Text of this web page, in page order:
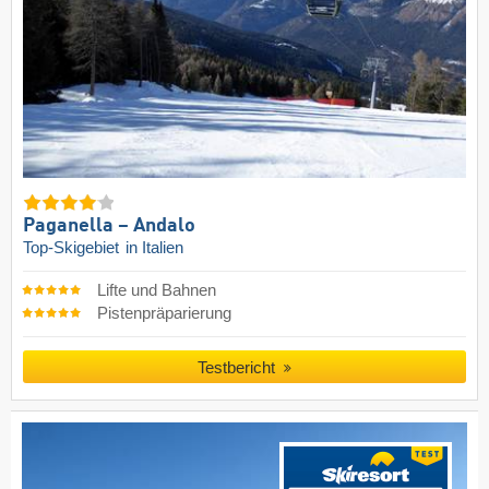
Paganella – Andalo
Top-Skigebiet in Italien
Lifte und Bahnen
Pistenpräparierung
Testbericht